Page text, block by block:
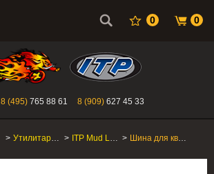
0 0
Интернет-магазин "Поросенок".
8 (495) 765 88 61 8 (909) 627 45 33
> Утилитарные ATV/SxS > ITP Mud Lite XTR > Шина для квадроцикла ITP Mud Lite XTR 27x9R-12